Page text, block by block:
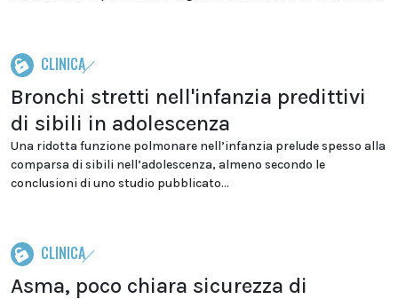
CLINICA
Bronchi stretti nell'infanzia predittivi
di sibili in adolescenza
Una ridotta funzione polmonare nell’infanzia prelude spesso alla
comparsa di sibili nell’adolescenza, almeno secondo le
conclusioni di uno studio pubblicato...
CLINICA
Asma, poco chiara sicurezza di